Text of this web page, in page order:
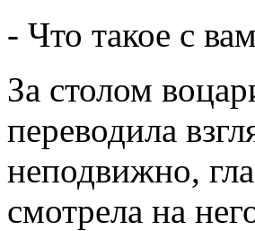
- Что такое с
За столом
переводила
неподвижно,
смотрела на